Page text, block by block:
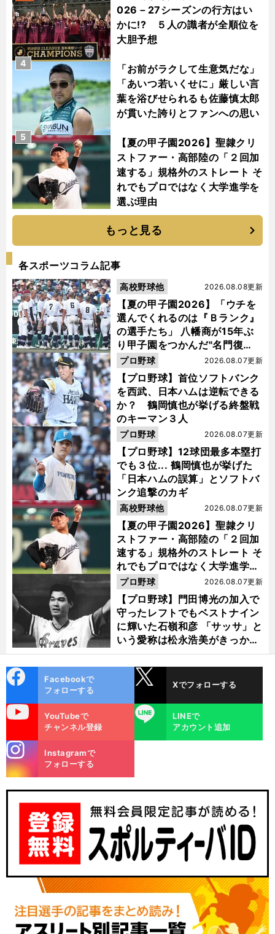
026－27シーズンの行方はい
かに!? ５人の識者が全順位を
大胆予想
「お前がラクして生意気だな」
「あいつ若いくせに」厳しい言
葉を浴びせられるも佐藤慎太郎
が貫いた誇りとファンへの思い
4
【夏の甲子園2026】聖隷クリ
ストファー・高部陸の「２回加
速する」規格外のストレート そ
れでもプロではなく大学進学を
選ぶ理由
5
もっと見る
各スポーツコラム記事
【夏の甲子園2026】「ウチを
選んでくれるのは『Ｂランク』
の選手たち」 八幡商が15年ぶ
り甲子園をつかんだ"名門復
活"の舞台裏
2026.08.08更新
高校野球他
【プロ野球】首位ソフトバンク
を西武、日本ハムは逆転できる
か？ 鶴岡慎也が挙げる終盤戦
のキーマン３人
2026.08.07更新
プロ野球
【プロ野球】12球団最多本塁打
でも３位... 鶴岡慎也が挙げた
「日本ハムの誤算」とソフトバ
ンク追撃のカギ
2026.08.07更新
プロ野球
【夏の甲子園2026】聖隷クリ
ストファー・高部陸の「２回加
速する」規格外のストレート そ
れでもプロではなく大学進学を
選ぶ理由
2026.08.07更新
高校野球他
【プロ野球】門田博光の加入で
守ったレフトでもベストナイン
に輝いた石嶺和彦 「サッサ」と
いう愛称は松永浩美がきっか
け？
2026.08.07更新
プロ野球
ok
Facebookで
フォローする
Xでフォローする
YouTubeで
チャンネル登録
LINE
LINEで
アカウント追加
m
Instagramで
フォローする